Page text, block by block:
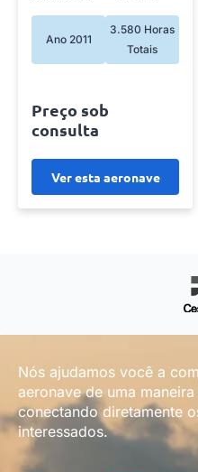
Ano 2011
3.580 Horas
Totais
Ver esta aeronave
Preço sob
consulta
Nós ajudamos você a
aeronave de uma
conectando diretamente
interessados.